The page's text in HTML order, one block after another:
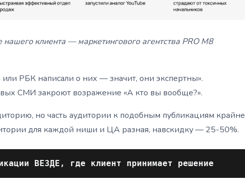
клиента — маркетингового агентства PRO M8
РБК написали о них — значит, они экспертны».
СМИ закроют возражение «А кто вы вообще?».
но часть аудитории к подобным публикациям крайне
для каждой ниши и ЦА разная, навскидку — 25-50%.
ВЕЗДЕ, где клиент принимает решение